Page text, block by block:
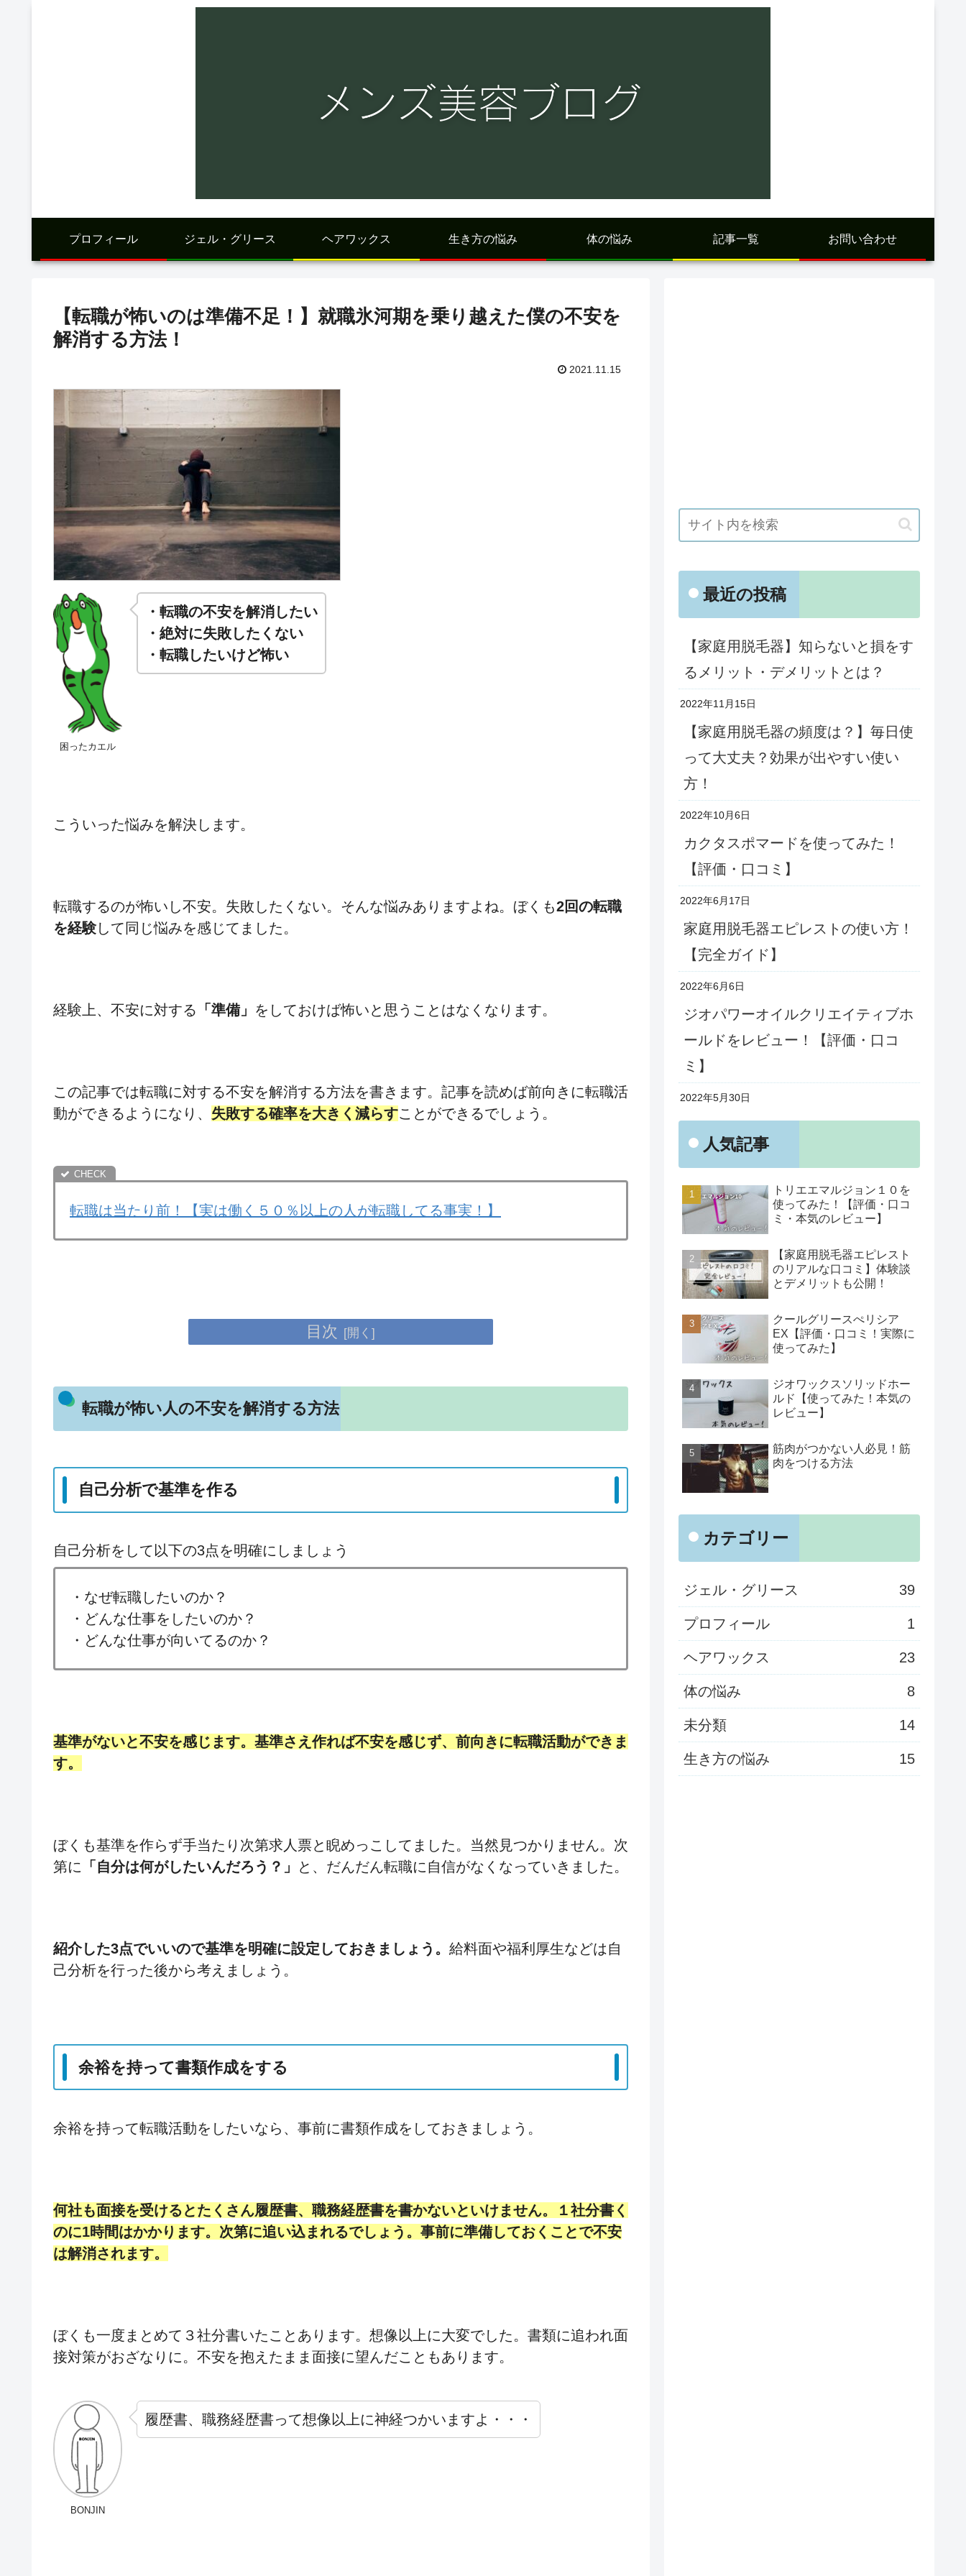
プロフィール ジェル・グリース ヘアワックス 生き方の悩み 体の悩み 記事一覧 お問い合わせ
【転職が怖いのは準備不足！】就職氷河期を乗り越えた僕の不安を
解消する方法！
2021.11.15
困ったカエル
・転職の不安を解消したい
・絶対に失敗したくない
・転職したいけど怖い
こういった悩みを解決します。
転職するのが怖いし不安。失敗したくない。そんな悩みありますよね。ぼくも2回の転職
を経験して同じ悩みを感じてました。
経験上、不安に対する 「準備」 をしておけば怖いと思うことはなくなります。
この記事では転職に対する不安を解消する方法を書きます。記事を読めば前向きに転職活
動ができるようになり、 失敗する確率を大きく減らすことができるでしょう。
転職は当たり前！【実は働く５０％以上の人が転職してる事実！】
目次
転職が怖い人の不安を解消する方法
自己分析で基準を作る
自己分析をして以下の3点を明確にしましょう
・なぜ転職したいのか？
・どんな仕事をしたいのか？
・どんな仕事が向いてるのか？
基準がないと不安を感じます。基準さえ作れば不安を感じず、前向きに転職活動ができま
す。
ぼくも基準を作らず手当たり次第求人票と睨めっこしてました。当然見つかりません。次
第に 「自分は何がしたいんだろう？」 と、だんだん転職に自信がなくなっていきました。
紹介した3点でいいので基準を明確に設定しておきましょう。 給料面や福利厚生などは自
己分析を行った後から考えましょう。
余裕を持って書類作成をする
余裕を持って転職活動をしたいなら、事前に書類作成をしておきましょう。
何社も面接を受けるとたくさん履歴書、職務経歴書を書かないといけません。１社分書く
のに1時間はかかります。次第に追い込まれるでしょう。事前に準備しておくことで不安
は解消されます。
ぼくも一度まとめて３社分書いたことあります。想像以上に大変でした。書類に追われ面
接対策がおざなりに。不安を抱えたまま面接に望んだこともあります。
BONJIN
履歴書、職務経歴書って想像以上に神経つかいますよ・・・
最近の投稿
【家庭用脱毛器】知らないと損をす
るメリット・デメリットとは？
2022年11月15日
【家庭用脱毛器の頻度は？】毎日使
って大丈夫？効果が出やすい使い
方！
2022年10月6日
カクタスポマードを使ってみた！
【評価・口コミ】
2022年6月17日
家庭用脱毛器エピレストの使い方！
【完全ガイド】
2022年6月6日
ジオパワーオイルクリエイティブホ
ールドをレビュー！【評価・口コ
ミ】
2022年5月30日
人気記事
トリエエマルジョン１０を
使ってみた！【評価・口コ
ミ・本気のレビュー】
【家庭用脱毛器エピレスト
のリアルな口コミ】体験談
とデメリットも公開！
クールグリースぺリシア
EX【評価・口コミ！実際に
使ってみた】
ジオワックスソリッドホー
ルド【使ってみた！本気の
レビュー】
筋肉がつかない人必見！筋
肉をつける方法
カテゴリー
ジェル・グリース 39
プロフィール 1
ヘアワックス 23
体の悩み 8
未分類 14
生き方の悩み 15